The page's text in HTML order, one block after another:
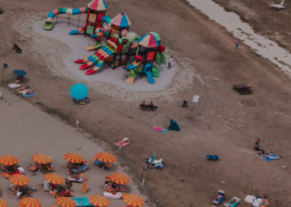
SERVIZI NAUTICI E MARINE
ESPLORA I DINTORNI
CONGRESSI